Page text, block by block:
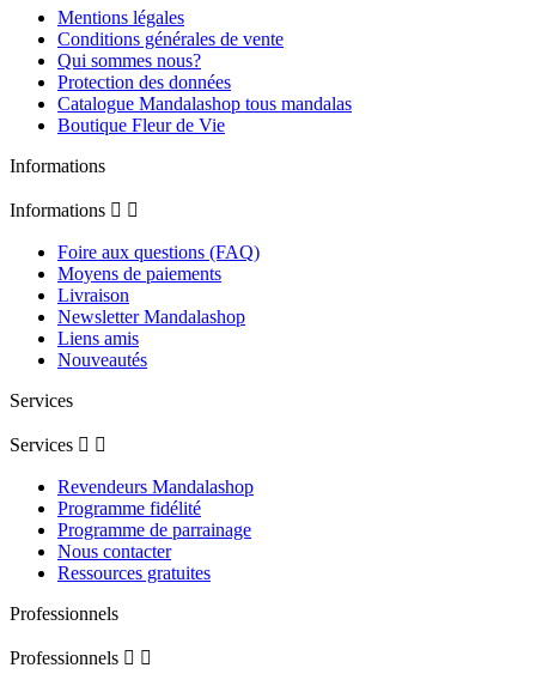
Mentions légales
Conditions générales de vente
Qui sommes nous?
Protection des données
Catalogue Mandalashop tous mandalas
Boutique Fleur de Vie
Informations
Informations  
Foire aux questions (FAQ)
Moyens de paiements
Livraison
Newsletter Mandalashop
Liens amis
Nouveautés
Services
Services  
Revendeurs Mandalashop
Programme fidélité
Programme de parrainage
Nous contacter
Ressources gratuites
Professionnels
Professionnels  